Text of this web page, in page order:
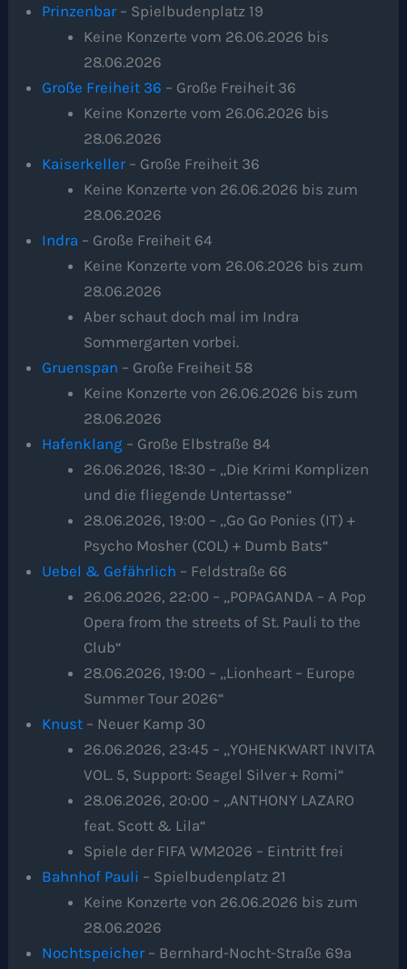
Prinzenbar – Spielbudenplatz 19
Keine Konzerte vom 26.06.2026 bis
28.06.2026
Große Freiheit 36 – Große Freiheit 36
Keine Konzerte vom 26.06.2026 bis
28.06.2026
Kaiserkeller – Große Freiheit 36
Keine Konzerte von 26.06.2026 bis zum
28.06.2026
Indra – Große Freiheit 64
Keine Konzerte vom 26.06.2026 bis zum
28.06.2026
Aber schaut doch mal im Indra
Sommergarten vorbei.
Gruenspan – Große Freiheit 58
Keine Konzerte von 26.06.2026 bis zum
28.06.2026
Hafenklang – Große Elbstraße 84
26.06.2026, 18:30 – „Die Krimi Komplizen
und die fliegende Untertasse“
28.06.2026, 19:00 – „Go Go Ponies (IT) +
Psycho Mosher (COL) + Dumb Bats“
Uebel & Gefährlich – Feldstraße 66
26.06.2026, 22:00 – „POPAGANDA – A Pop
Opera from the streets of St. Pauli to the
Club“
28.06.2026, 19:00 – „Lionheart – Europe
Summer Tour 2026“
Knust – Neuer Kamp 30
26.06.2026, 23:45 – „YOHENKWART INVITA
VOL. 5, Support: Seagel Silver + Romi“
28.06.2026, 20:00 – „ANTHONY LAZARO
feat. Scott & Lila“
Spiele der FIFA WM2026 – Eintritt frei
Bahnhof Pauli – Spielbudenplatz 21
Keine Konzerte von 26.06.2026 bis zum
28.06.2026
Nochtspeicher – Bernhard-Nocht-Straße 69a